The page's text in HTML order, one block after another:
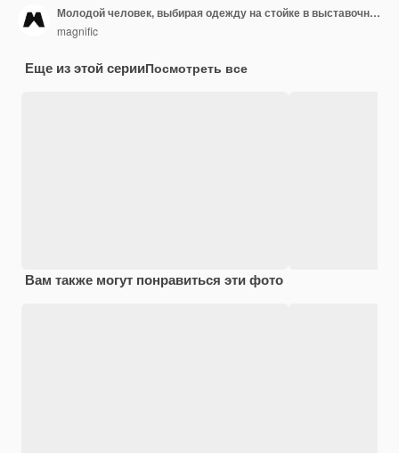
Молодой человек, выбирая одежду на стойке в выставочном зале
magnific
Еще из этой серииПосмотреть все
Вам также могут понравиться эти фото